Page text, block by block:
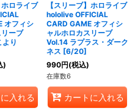
ホロライブ
オフィシ
ーブ
り
)
入れる
【スリーブ】ホロライブ
hololive OFFICIAL
CARD GAME オフィシ
ャルホロカスリーブ
Vol.14 ラプラス・ダーク
ネス [6/20]
990円(税込)
在庫数6
カートに入れる